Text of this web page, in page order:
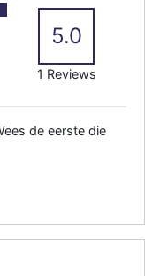
5.0
1 Reviews
de eerste die